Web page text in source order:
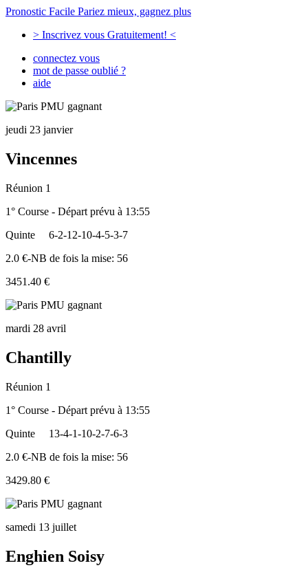
Pronostic Facile Pariez mieux, gagnez plus
> Inscrivez vous Gratuitement! <
connectez vous
mot de passe oublié ?
aide
jeudi 23 janvier
Vincennes
Réunion 1
1° Course - Départ prévu à 13:55
Quinte
6-2-12-10-4-5-3-7
2.0 €-NB de fois la mise: 56
3451.40 €
mardi 28 avril
Chantilly
Réunion 1
1° Course - Départ prévu à 13:55
Quinte
13-4-1-10-2-7-6-3
2.0 €-NB de fois la mise: 56
3429.80 €
samedi 13 juillet
Enghien Soisy